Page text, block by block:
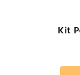
Kit